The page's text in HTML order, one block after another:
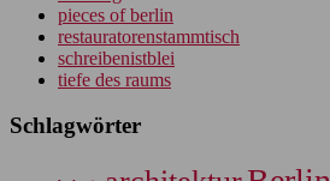
pieces of berlin
restauratorenstammtisch
schreibenistblei
tiefe des raums
Schlagwörter